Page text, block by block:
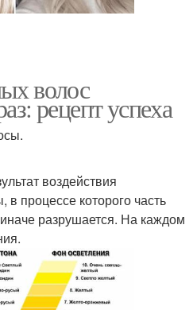
волос
рецепт успеха
воздействия
процессе которого часть
разрушается. На каждом